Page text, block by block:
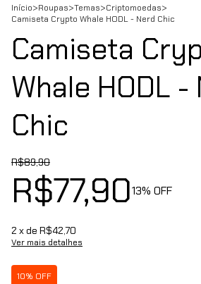
Início>Roupas>Temas>Criptomoedas>
Camiseta Crypto Whale HODL - Nerd Chic
Camiseta
Whale HODL -
Chic
R$89,90
R$77,9013% OFF
2 x de R$42,70
Ver mais detalhes
10% OFF